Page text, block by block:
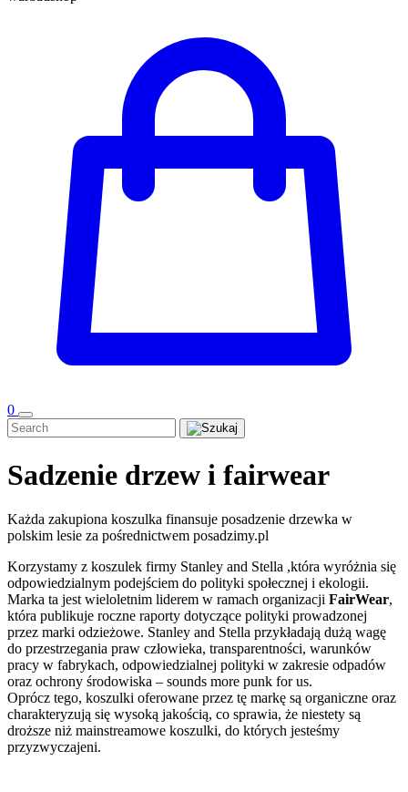
0
Sadzenie drzew i fairwear
Każda zakupiona koszulka finansuje posadzenie drzewka w
polskim lesie za pośrednictwem posadzimy.pl
Korzystamy z koszulek firmy Stanley and Stella ,która wyróżnia się
odpowiedzialnym podejściem do polityki społecznej i ekologii.
Marka ta jest wieloletnim liderem w ramach organizacji FairWear,
która publikuje roczne raporty dotyczące polityki prowadzonej
przez marki odzieżowe. Stanley and Stella przykładają dużą wagę
do przestrzegania praw człowieka, transparentności, warunków
pracy w fabrykach, odpowiedzialnej polityki w zakresie odpadów
oraz ochrony środowiska – sounds more punk for us.
Oprócz tego, koszulki oferowane przez tę markę są organiczne oraz
charakteryzują się wysoką jakością, co sprawia, że niestety są
droższe niż mainstreamowe koszulki, do których jesteśmy
przyzwyczajeni.